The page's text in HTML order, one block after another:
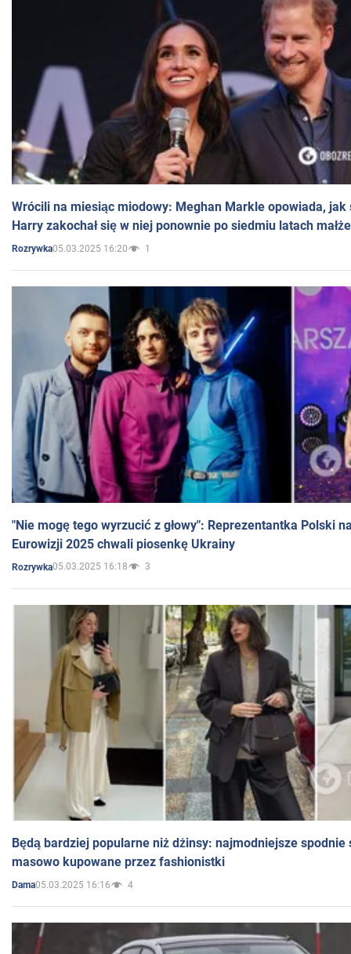
Wrócili na miesiąc miodowy: Meghan Markle opowiada, jak
Harry zakochał się w niej ponownie po siedmiu latach
Rozrywka05.03.2025 16:20 1
"Nie mogę tego wyrzucić z głowy": Reprezentantka Polski
Eurowizji 2025 chwali piosenkę Ukrainy
Rozrywka05.03.2025 16:18 3
Będą bardziej popularne niż dżinsy: najmodniejsze spodnie
masowo kupowane przez fashionistki
Dama05.03.2025 16:16 4